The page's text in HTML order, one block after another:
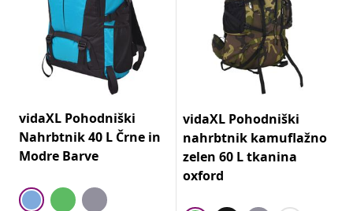
vidaXL Pohodniški
Nahrbtnik 40 L Črne in
Modre Barve
vidaXL Pohodniški
nahrbtnik kamuflažno
zelen 60 L tkanina
oxford